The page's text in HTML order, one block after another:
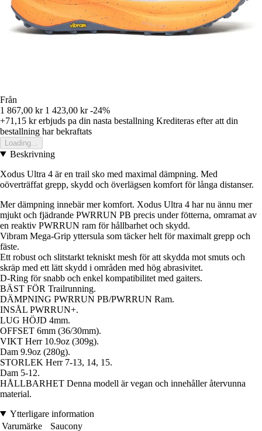
Från
1 867,00 kr 1 423,00 kr -24%
+71,15 krerbjuds pa din nasta bestallning Krediteras efter att din
bestallning har bekraftats
Loading...
Beskrivning
Xodus Ultra 4 är en trail sko med maximal dämpning. Med
oöverträffat grepp, skydd och överlägsen komfort för långa distanser.
Mer dämpning innebär mer komfort. Xodus Ultra 4 har nu ännu mer
mjukt och fjädrande PWRRUN PB precis under fötterna, omramat av
en reaktiv PWRRUN ram för hållbarhet och skydd.
Vibram Mega-Grip yttersula som täcker helt för maximalt grepp och
fäste.
Ett robust och slitstarkt tekniskt mesh för att skydda mot smuts och
skräp med ett lätt skydd i områden med hög abrasivitet.
D-Ring för snabb och enkel kompatibilitet med gaiters.
BÄST FÖR Trailrunning.
DÄMPNING PWRRUN PB/PWRRUN Ram.
INSÅL PWRRUN+.
LUG HÖJD 4mm.
OFFSET 6mm (36/30mm).
VIKT Herr 10.9oz (309g).
Dam 9.9oz (280g).
STORLEK Herr 7-13, 14, 15.
Dam 5-12.
HÅLLBARHET Denna modell är vegan och innehåller återvunna
material.
Ytterligare information
Varumärke
Saucony